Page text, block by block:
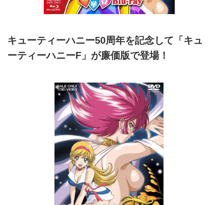
キューティーハニー50周年を記念して「キュ
ーティーハニーF」が廉価版で登場！